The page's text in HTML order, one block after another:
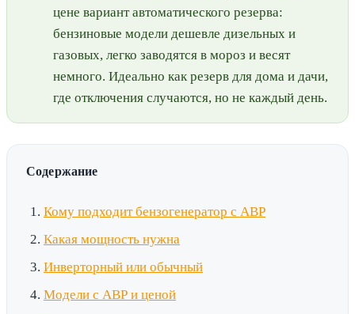
цене вариант автоматического резерва:
бензиновые модели дешевле дизельных и
газовых, легко заводятся в мороз и весят
немного. Идеально как резерв для дома и дачи,
где отключения случаются, но не каждый день.
Содержание
Кому подходит бензогенератор с АВР
Какая мощность нужна
Инверторный или обычный
Модели с АВР и ценой